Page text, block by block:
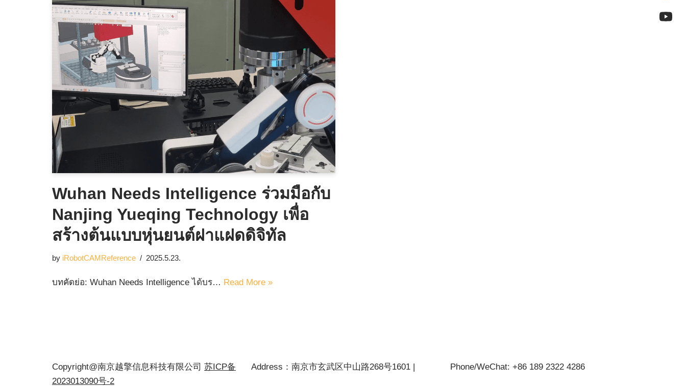
Wuhan Needs Intelligence ร่วมมือกับ
Nanjing Yueqing Technology เพื่อ
สร้างต้นแบบหุ่นยนต์ฝาแฝดดิจิทัล
by iRobotCAMReference 2025.5.23.
บทคัดย่อ: Wuhan Needs Intelligence ได้บร… Read More »
Copyright@南京越擎信息科技有限公司 苏ICP备
2023013090号-2
Address：南京市玄武区中山路268号1601 | Phone/WeChat: +86 189 2322 4286